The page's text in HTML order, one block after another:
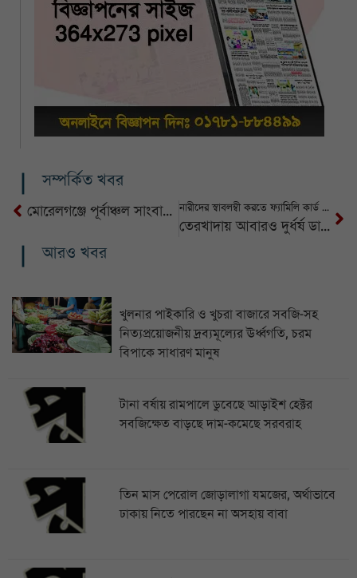
সম্পর্কিত খবর
মোরেলগঞ্জে পূর্বাঞ্চল সাংবাদিক নজরুল ইসলাম শরীফের ওপর সন্ত্রাসী হামলা নারীদের স্বাবলম্বী করতে ফ্যামিলি কার্ড কর্মসূচি
তেরখাদায় আবারও দুর্ধর্ষ ডাকাতি
আরও খবর
খুলনার পাইকারি ও খুচরা বাজারে সবজি-সহ
নিত্যপ্রয়োজনীয় দ্রব্যমূল্যের ঊর্ধ্বগতি, চরম
বিপাকে সাধারণ মানুষ
টানা বর্ষায় রামপালে ডুবেছে আড়াইশ হেক্টর
সবজিক্ষেত বাড়ছে দাম-কমেছে সরবরাহ
তিন মাস পেরোল জোড়ালাগা যমজের, অর্থাভাবে
ঢাকায় নিতে পারছেন না অসহায় বাবা